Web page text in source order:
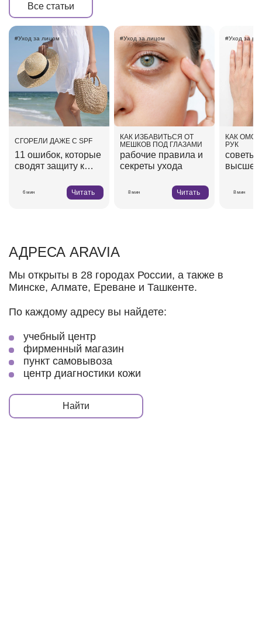
Все статьи
#Уход за лицом
СГОРЕЛИ ДАЖЕ С SPF
11 ошибок, которые
сводят защиту к
Читать
6 мин
#Уход за лицом
КАК ИЗБАВИТЬСЯ ОТ
МЕШКОВ ПОД ГЛАЗАМИ
рабочие правила и
секреты ухода
Читать
8 мин
#Уход за
КАК
РУК
советы
высшей
8 мин
АДРЕСА ARAVIA
Мы открыты в 28 городах России, а также в
Минске, Алмате, Ереване и Ташкенте.
По каждому адресу вы найдете:
учебный центр
фирменный магазин
пункт самовывоза
центр диагностики кожи
Найти